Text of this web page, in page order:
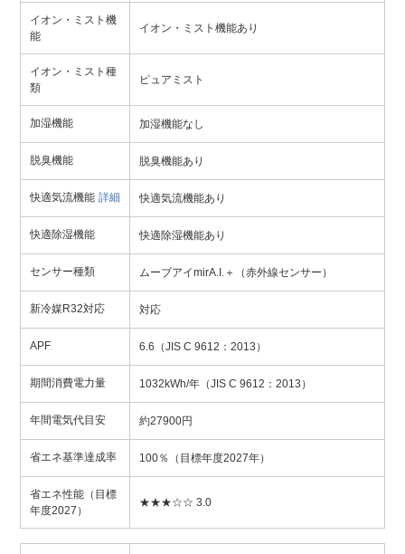
イオン・ミスト機
能
イオン・ミスト機能あり
イオン・ミスト種
類
ピュアミスト
加湿機能 加湿機能なし
脱臭機能 脱臭機能あり
快適気流機能 詳細 快適気流機能あり
快適除湿機能 快適除湿機能あり
センサー種類 ムーブアイmirA.I.＋（赤外線センサー）
新冷媒R32対応 対応
APF 6.6（JIS C 9612：2013）
期間消費電力量 1032kWh/年（JIS C 9612：2013）
年間電気代目安 約27900円
省エネ基準達成率 100％（目標年度2027年）
省エネ性能（目標
年度2027）
★★★☆☆ 3.0